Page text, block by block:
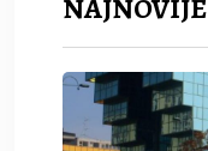
NAJNOVIJE